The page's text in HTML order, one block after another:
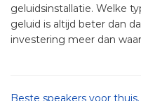
geluidsinstallatie. Welke
geluid is altijd beter dan
investering meer dan
Beste speakers voor thuis.